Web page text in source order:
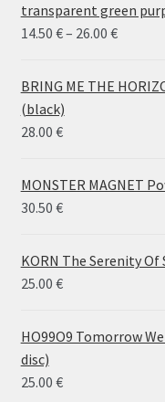
transparent green
14.50 €– 26.00 €Price
14.50 €
BRING ME THE
(black)
28.00 €
MONSTER MAGNET
30.50 €
KORN The Serenity
25.00 €
HO99O9 Tomorrow
disc)
25.00 €